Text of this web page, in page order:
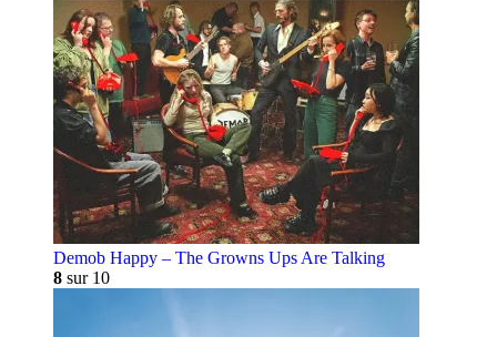
Demob Happy – The Growns Ups Are Talking
8 sur 10